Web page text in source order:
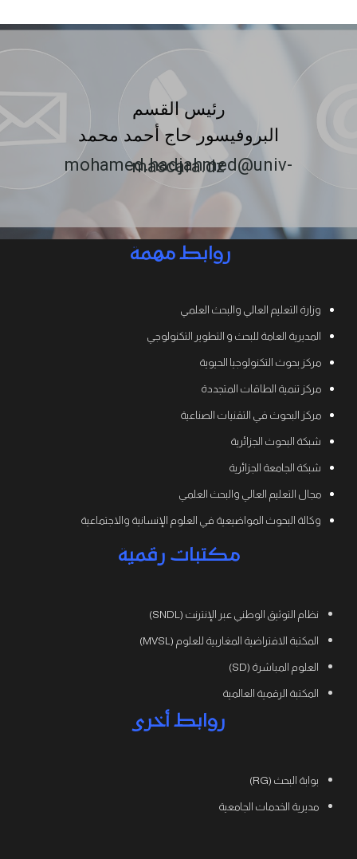
رئيس القسم
البروفيسور حاج أحمد محمد
mohamed.hadjahmed@univ-mascara.dz
روابط مهمة
وزارة التعليم العالي والبحث العلمي
المديرية العامة للبحث و التطوير التكنولوجي
مركز بحوث التكنولوجيا الحيوية
مركز تنمية الطاقات المتجددة
مركز البحوث في التقنيات الصناعية
شبكة البحوث الجزائرية
شبكة الجامعة الجزائرية
مجال التعليم العالي والبحث العلمي
وكالة البحوث المواضيعية في العلوم الإنسانية والاجتماعية
مكتبات رقمية
نظام التوثيق الوطني عبر الإنترنت (SNDL)
المكتبة الافتراضية المغاربية للعلوم (MVSL)
العلوم المباشرة (SD)
المكتبة الرقمية العالمية
روابط أخرى
بوابة البحث (RG)
مديرية الخدمات الجامعية